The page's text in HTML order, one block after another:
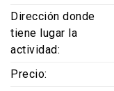
Dirección donde
tiene lugar la
actividad
Precio